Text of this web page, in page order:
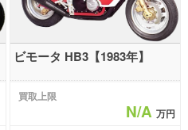
ビモータ HB3【1983年】
買取上限
N/A 万円